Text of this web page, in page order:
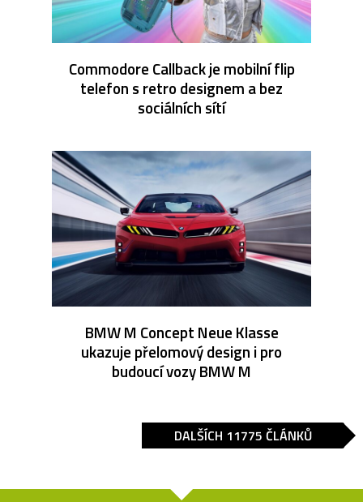
Commodore Callback je mobilní flip
telefon s retro designem a bez
sociálních sítí
BMW M Concept Neue Klasse
ukazuje přelomový design i pro
budoucí vozy BMW M
DALŠÍCH 11775 ČLÁNKŮ